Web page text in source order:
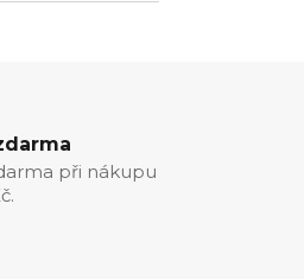
při nákupu